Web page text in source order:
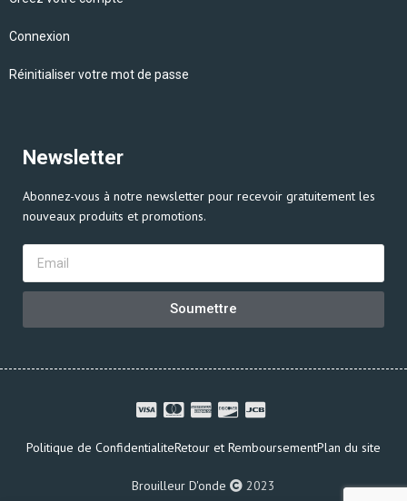
Connexion
Réinitialiser votre mot de passe
Newsletter
Abonnez-vous à notre newsletter pour recevoir gratuitement les
nouveaux produits et promotions.
Soumettre
Politique de ConfidentialiteRetour et RemboursementPlan du site
Brouilleur D'onde 2023